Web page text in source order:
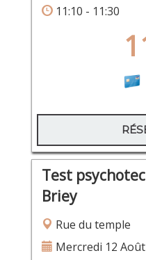
11:10 - 11:30
Test
Briey
Rue du temple
Mercredi 12